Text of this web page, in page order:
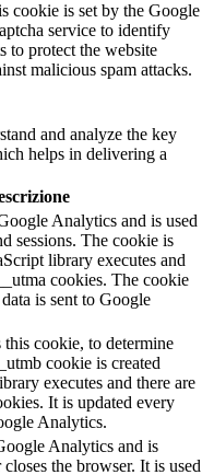
cookie is set by the Google
service to identify
to protect the website
malicious spam attacks.
and analyze the key
helps in delivering a
Analytics and is used
sessions. The cookie is
library executes and
cookies. The cookie
is sent to Google
cookie, to determine
cookie is created
executes and there are
It is updated every
Analytics.
Analytics and is
the browser. It is used